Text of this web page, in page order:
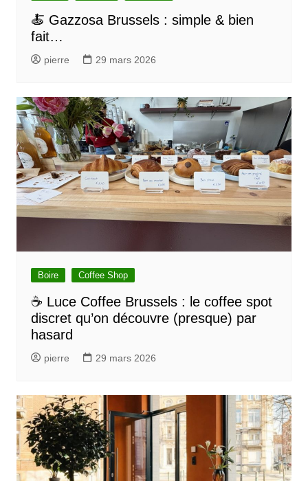
i
c
l
e
🍝 Gazzosa Brussels : simple & bien
fait…
pierre 29 mars 2026
Boire Coffee Shop
☕ Luce Coffee Brussels : le coffee spot
discret qu’on découvre (presque) par
hasard
pierre 29 mars 2026